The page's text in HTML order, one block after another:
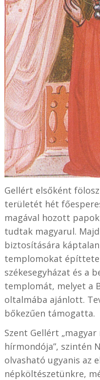
Gellért elsőként
területét hét
magával hozott
tudtak magyarul.
biztosítására
templomokat
székesegyházat és a
templomát, melyet a
oltalmába ajánlott.
bőkezűen támogatta.
Szent Gellért
hírmondója”, szintén
olvasható ugyanis az
népköltészetünkre,